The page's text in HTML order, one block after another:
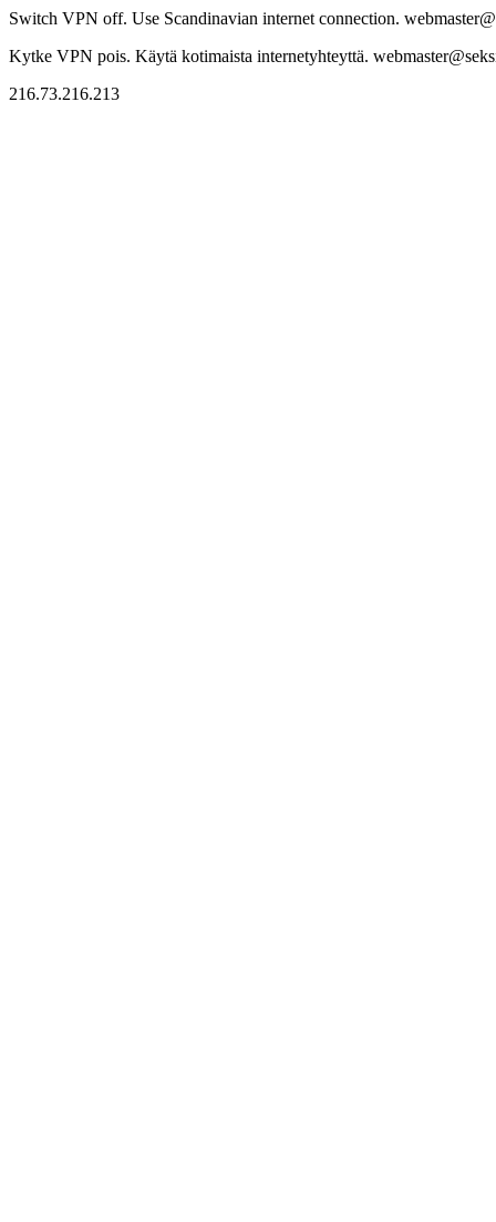
Switch VPN off. Use Scandinavian internet connection.
Kytke VPN pois. Käytä kotimaista internetyhteyttä.
216.73.216.213